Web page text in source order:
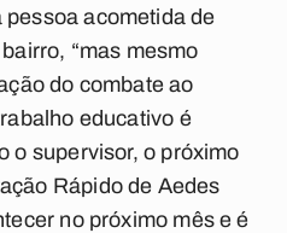
pessoa acometida de
“mas mesmo
do combate ao
educativo é
o supervisor, o próximo
Rápido de Aedes
no próximo mês e é